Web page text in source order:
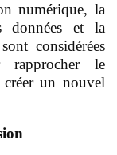
numérique, la
données et la
considérées
rapprocher le
un nouvel